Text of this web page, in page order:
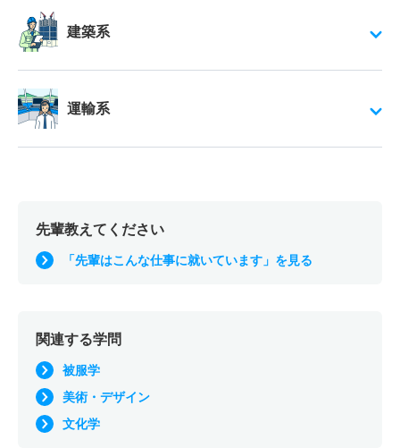
建築系
運輸系
先輩教えてください
「先輩はこんな仕事に就いています」を見る
関連する学問
被服学
美術・デザイン
文化学